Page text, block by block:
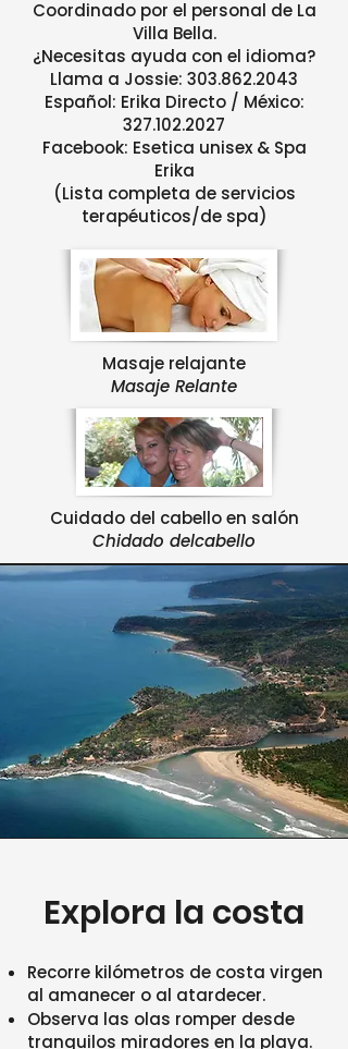
Coordinado por el personal de La
Villa Bella.
¿Necesitas ayuda con el idioma?
Llama a Jossie: 303.862.2043
Español: Erika Directo / México:
327.102.2027
Facebook: Esetica unisex & Spa
Erika
(Lista completa de servicios
terapéuticos/de spa)
Masaje relajante
Masaje Relante
Cuidado del cabello en salón
Chidado delcabello
Explora la costa
Recorre kilómetros de costa virgen
al amanecer o al atardecer.
Observa las olas romper desde
tranquilos miradores en la playa.